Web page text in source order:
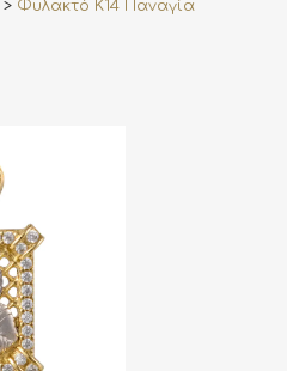
> Φυλακτό Κ14 Παναγία